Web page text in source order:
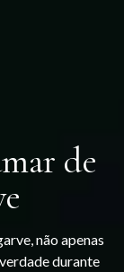
de
não apenas
durante